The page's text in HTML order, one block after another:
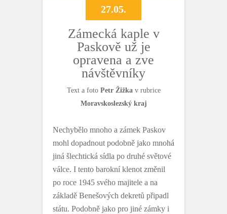
27.05.
Zámecká kaple v
Paskově už je
opravena a zve
návštěvníky
Text a foto Petr Žižkav rubrice
Moravskoslezský kraj
Nechybělo mnoho a zámek Paskov
mohl dopadnout podobně jako mnohá
jiná šlechtická sídla po druhé světové
válce. I tento barokní klenot změnil
po roce 1945 svého majitele a na
základě Benešových dekretů připadl
státu. Podobně jako pro jiné zámky i